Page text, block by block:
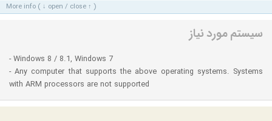
More info ( ↓ open / close ↑ )
سیستم مورد نیاز
- Windows 8 / 8.1, Windows 7
- Any computer that supports the above operating systems. Systems
with ARM processors are not supported